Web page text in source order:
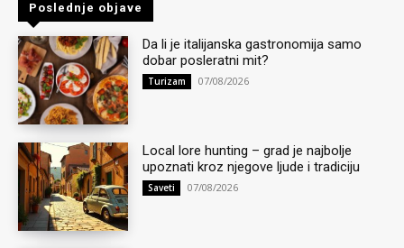
Poslednje objave
Da li je italijanska gastronomija samo
dobar posleratni mit?
Turizam 07/08/2026
Local lore hunting – grad je najbolje
upoznati kroz njegove ljude i tradiciju
Saveti 07/08/2026